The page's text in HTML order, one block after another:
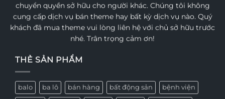
chuyển quyền sở hữu cho người khác. Chúng tôi không
cung cấp dịch vụ bán theme hay bất kỳ dịch vụ nào. Quý
khách đã mua theme vui lòng liên hệ với chủ sở hữu trước
nhé. Trân trọng cảm ơn!
THẺ SẢN PHẨM
balo ba lô bán hàng bất động sản bệnh viện